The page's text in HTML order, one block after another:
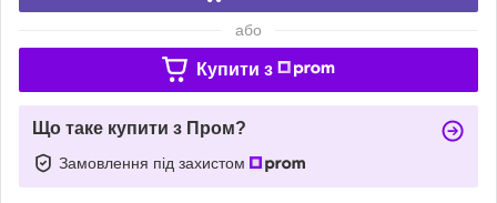
або
Купити з
Що таке купити з Пром?
Замовлення під захистом